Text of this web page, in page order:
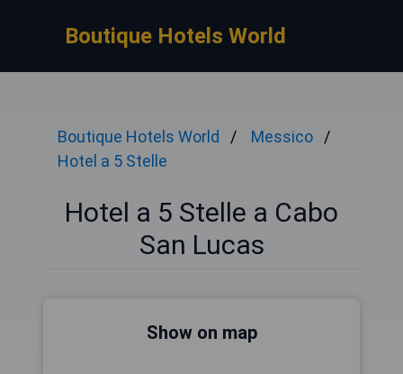
Boutique Hotels World
Boutique Hotels World
Messico
Hotel a 5 Stelle
Hotel a 5 Stelle a Cabo
San Lucas
Show on map